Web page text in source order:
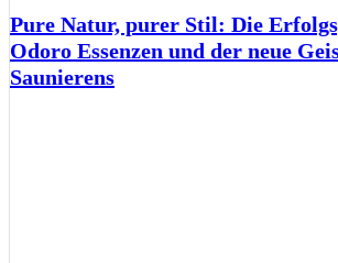
Pure Natur, purer Stil: Die
Odoro Essenzen und der neue
Saunierens